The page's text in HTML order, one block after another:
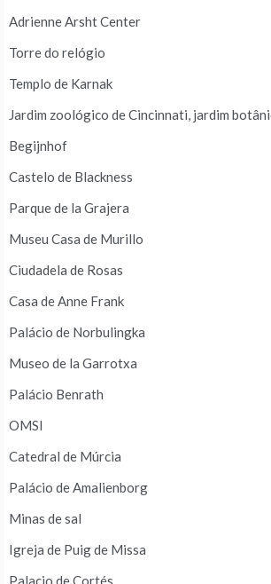
Adrienne Arsht Center
Torre do relógio
Templo de Karnak
Jardim zoológico de Cincinnati, jardim
Begijnhof
Castelo de Blackness
Parque de la Grajera
Museu Casa de Murillo
Ciudadela de Rosas
Casa de Anne Frank
Palácio de Norbulingka
Museo de la Garrotxa
Palácio Benrath
OMSI
Catedral de Múrcia
Palácio de Amalienborg
Minas de sal
Igreja de Puig de Missa
Palacio de Cortés